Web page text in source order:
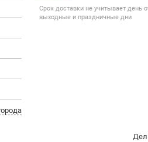
Срок доставки не учитывает день
выходные и праздничные дни